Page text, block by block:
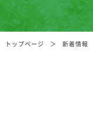
トップページ 新着情報